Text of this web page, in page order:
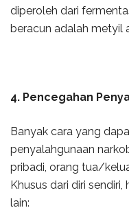
diperoleh dari
beracun adalah metyil
4. Pencegahan
Banyak cara yang
penyalahgunaan
pribadi, orang tua/
Khusus dari diri
lain: